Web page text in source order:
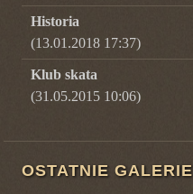
Historia
(13.01.2018 17:37)
Klub skata
(31.05.2015 10:06)
OSTATNIE GALERIE